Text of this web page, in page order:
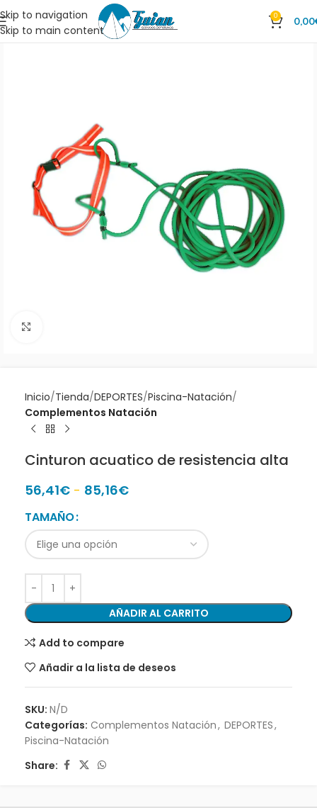
Skip to navigation
Skip to main content
0 0,00
Inicio Tienda DEPORTES Piscina-Natación
Complementos Natación
Cinturon acuatico de resistencia alta
56,41€ - 85,16€
TAMAÑO
AÑADIR AL CARRITO
Add to compare
Añadir a la lista de deseos
SKU: N/D
Categorías: Complementos Natación, DEPORTES,
Piscina-Natación
Share: